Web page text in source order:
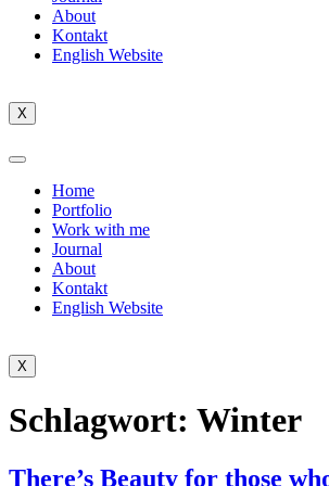
About
Kontakt
English Website
X
Home
Portfolio
Work with me
Journal
About
Kontakt
English Website
X
Schlagwort: Winter
There’s Beauty for those